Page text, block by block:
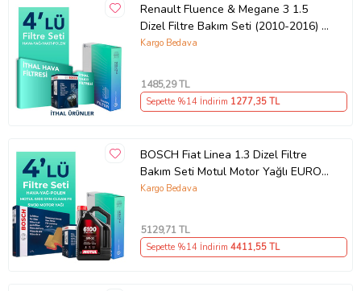
Renault Fluence & Megane 3 1.5
Dizel Filtre Bakım Seti (2010-2016) 4
Lü
Kargo Bedava
1485,29 TL
Sepette %14 İndirim 1277,35 TL
BOSCH Fiat Linea 1.3 Dizel Filtre
Bakım Seti Motul Motor Yağlı EURO
5 (2009-2017) 4 Lü
Kargo Bedava
5129,71 TL
Sepette %14 İndirim 4411,55 TL